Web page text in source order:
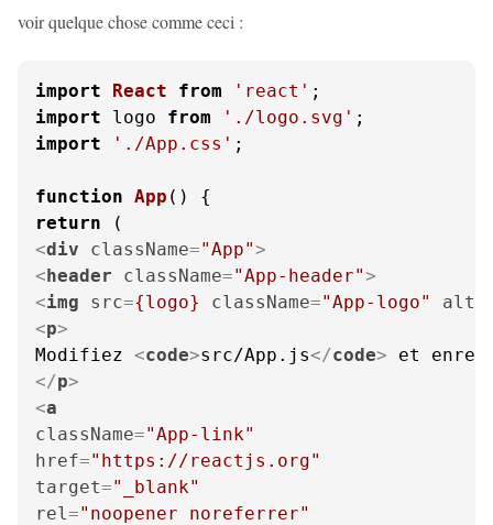
voir quelque chose comme ceci :
import React from 'react'
import logo from './logo.svg'
import
'./App.css' ;
function App (
return
<div className="App">
<header className="App-header">
<img src={logo} className="App-logo" alt
<p>
Modifiez <code>src/App.js</code>
</p>
<a
className="App-link"
href="https://reactjs.org"
target="_blank"
rel="noopener noreferrer"